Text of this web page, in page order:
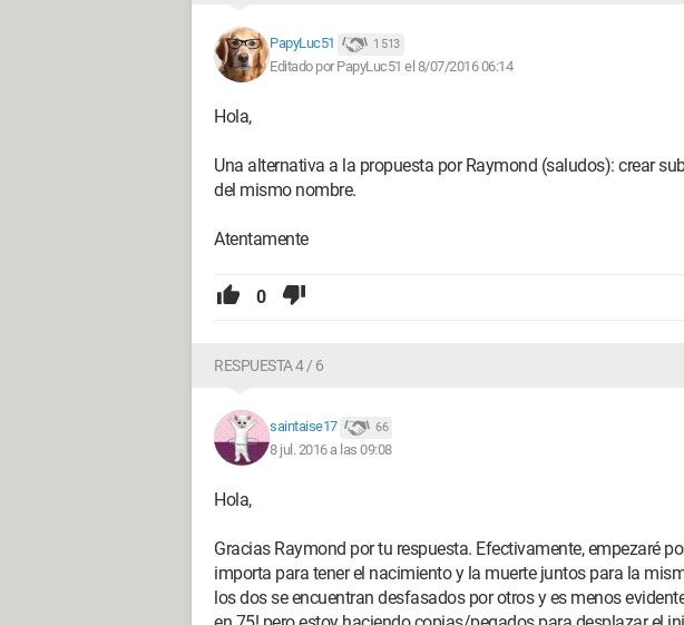
PapyLuc51 1 513
Editado por PapyLuc51 el 8/07/2016 06:14
Hola,
Una alternativa a la propuesta por Raymond (saludos): crear
del mismo nombre.
Atentamente
0
RESPUESTA 4 / 6
saintaise17 66
8 jul. 2016 a las 09:08
Hola,
Gracias Raymond por tu respuesta. Efectivamente, empezaré
importa para tener el nacimiento y la muerte juntos para la
los dos se encuentran desfasados por otros y es menos